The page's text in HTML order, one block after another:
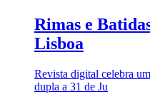
Rimas e
Lisboa
Revista digital celebra
dupla a 31 de Ju